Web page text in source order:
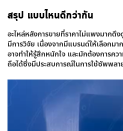
สรุป แบบไหนดีกว่ากัน
อะไหล่หลังการขายที่ราคาไม่แพงมากดึ
มีการวิจัย เนื่องจากมีแบรนด์ให้เลือกม
อาจทำให้รู้สึกหนักใจ และมักต้องการคว
ถือได้ซึ่งมีประสบการณ์ในการใช้ซัพพลา